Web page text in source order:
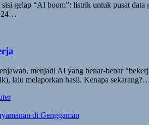
gelap “AI boom”: listrik untuk pusat
menjadi AI yang benar-benar
lalu melaporkan hasil. Kenapa
di Genggaman